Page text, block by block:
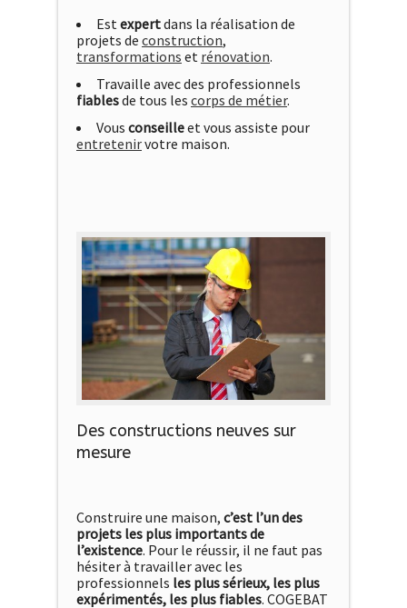
Estexpertdans la réalisation de
projets de construction,
transformations et rénovation.
Travaille avec des professionnels
fiablesde tous les corps de métier.
Vous conseilleet vous assiste pour
entretenirvotre maison.
Des constructions neuves sur
mesure
Construire une maison, c’est l’un des
projets les plus importants de
l’existence. Pour le réussir, il ne faut pas
hésiter à travailler avec les
professionnels les plus sérieux, les plus
expérimentés, les plus fiables. COGEBAT